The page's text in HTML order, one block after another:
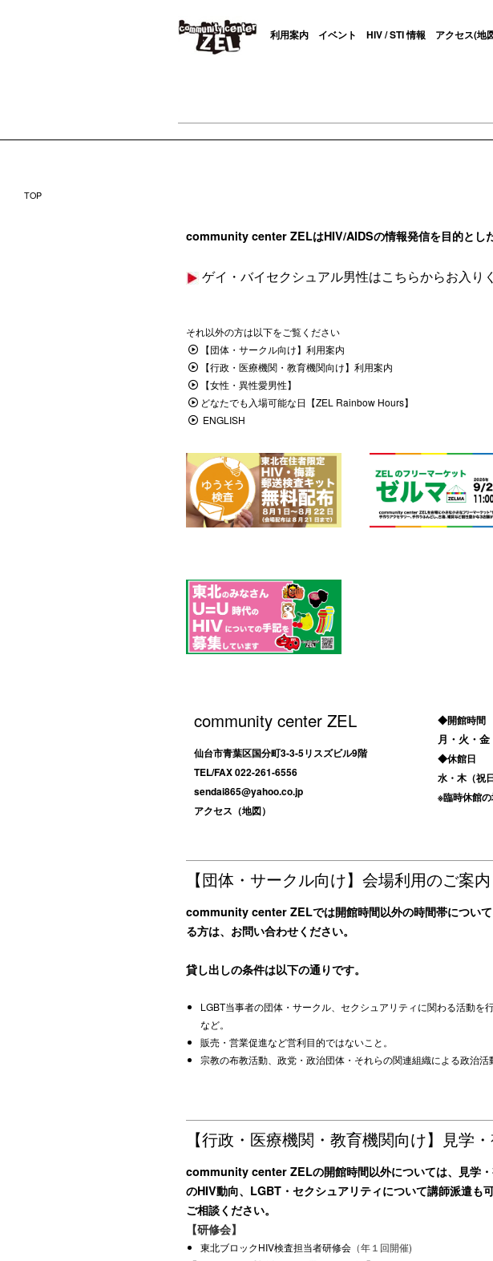
利用案内 イベント HIV / STI 情報 アクセス(地
TOP
community center ZELはHIV/AIDSの情報発信を目的とし
ゲイ・バイセクシュアル男性はこちらからお入り
それ以外の方は以下をご覧ください
【団体・サークル向け】利用案内
【行政・医療機関・教育機関向け】利用案内
【女性・異性愛男性】
どなたでも入場可能な日【ZEL Rainbow Hours】
ENGLISH
community center ZEL
仙台市青葉区国分町3-3-5リスズビル9階
TEL/FAX 022-261-6556
sendai865@yahoo.co.jp
アクセス（地図）
◆開館時間
月・火・金
◆休館日
水・木（祝
※臨時休館
【団体・サークル向け】会場利用のご案内
community center ZELでは開館時間以外の時間帯について
る方は、お問い合わせください。
貸し出しの条件は以下の通りです。
LGBT当事者の団体・サークル、セクシュアリティに関わる活動
など。
販売・営業促進など営利目的ではないこと。
宗教の布教活動、政党・政治団体・それらの関連組織による政治活
【行政・医療機関・教育機関向け】見学
community center ZELの開館時間以外については、見学
のHIV動向、LGBT・セクシュアリティについて講師派遣も
ご相談ください。
【研修会】
東北ブロックHIV検査担当者研修会 （年１回開催)